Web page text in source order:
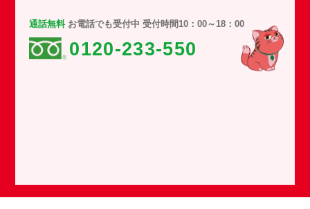
通話無料お電話でも受付中 受付時間10：00～18：00
0120-233-550